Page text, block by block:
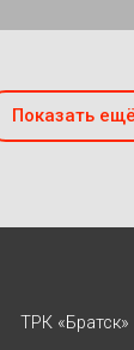
Показать ещё
ТРК «Братск»